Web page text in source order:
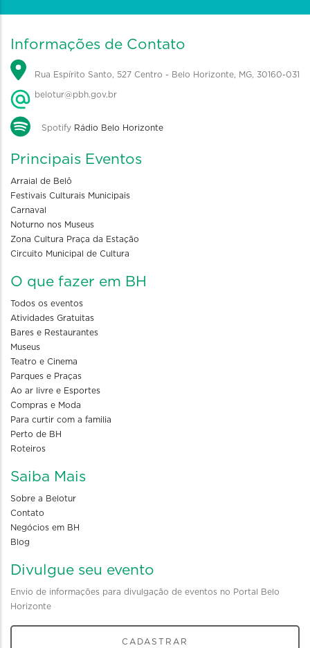
Informações de Contato
Rua Espírito Santo, 527 Centro - Belo Horizonte, MG, 30160-031
belotur@pbh.gov.br
Spotify Rádio Belo Horizonte
Principais Eventos
Arraial de Belô
Festivais Culturais Municipais
Carnaval
Noturno nos Museus
Zona Cultura Praça da Estação
Circuito Municipal de Cultura
O que fazer em BH
Todos os eventos
Atividades Gratuitas
Bares e Restaurantes
Museus
Teatro e Cinema
Parques e Praças
Ao ar livre e Esportes
Compras e Moda
Para curtir com a familia
Perto de BH
Roteiros
Saiba Mais
Sobre a Belotur
Contato
Negócios em BH
Blog
Divulgue seu evento
Envio de informações para divulgação de eventos no Portal Belo
Horizonte
CADASTRAR